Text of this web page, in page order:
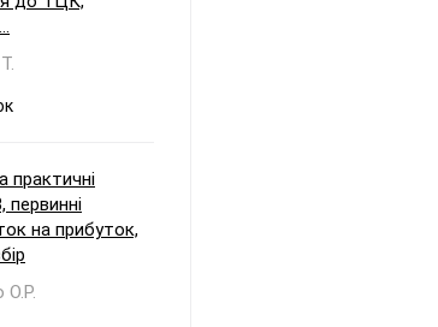
практичні
на прибуток,
О.Р.